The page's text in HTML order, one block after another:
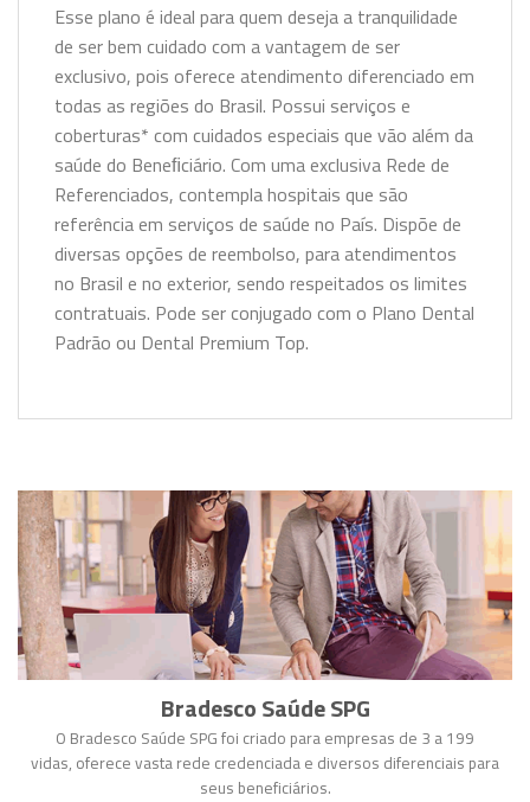
Esse plano é ideal para quem deseja a tranquilidade
de ser bem cuidado com a vantagem de ser
exclusivo, pois oferece atendimento diferenciado em
todas as regiões do Brasil. Possui serviços e
coberturas* com cuidados especiais que vão além da
saúde do Beneﬁciário. Com uma exclusiva Rede de
Referenciados, contempla hospitais que são
referência em serviços de saúde no País. Dispõe de
diversas opções de reembolso, para atendimentos
no Brasil e no exterior, sendo respeitados os limites
contratuais. Pode ser conjugado com o Plano Dental
Padrão ou Dental Premium Top.
Bradesco Saúde SPG
O Bradesco Saúde SPG foi criado para empresas de 3 a 199
vidas, oferece vasta rede credenciada e diversos diferenciais para
seus beneficiários.